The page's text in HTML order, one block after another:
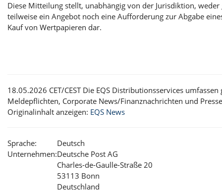
Diese Mitteilung stellt, unabhängig von der Jurisdiktion, weder
teilweise ein Angebot noch eine Aufforderung zur Abgabe
Kauf von Wertpapieren dar.
18.05.2026 CET/CEST Die EQS Distributionsservices umfassen
Meldepflichten, Corporate News/Finanznachrichten und
Originalinhalt anzeigen: EQS News
Sprache:
Deutsch
Unternehmen:Deutsche Post AG
Charles-de-Gaulle-Straße 20
53113 Bonn
Deutschland